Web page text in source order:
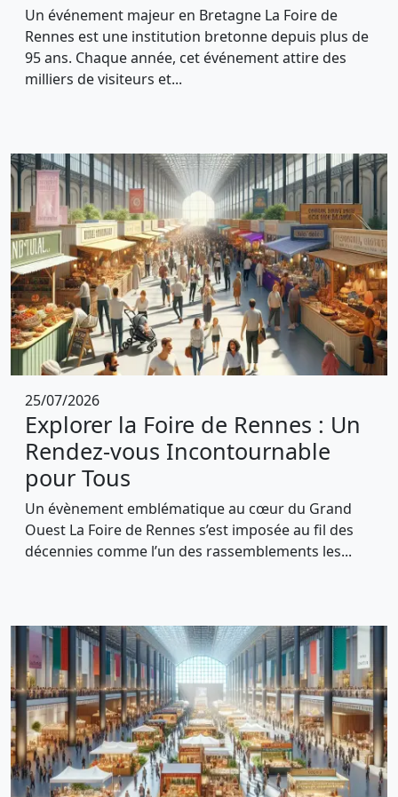
Un événement majeur en Bretagne La Foire de
Rennes est une institution bretonne depuis plus de
95 ans. Chaque année, cet événement attire des
milliers de visiteurs et...
25/07/2026
Explorer la Foire de Rennes : Un
Rendez-vous Incontournable
pour Tous
Un évènement emblématique au cœur du Grand
Ouest La Foire de Rennes s’est imposée au fil des
décennies comme l’un des rassemblements les...